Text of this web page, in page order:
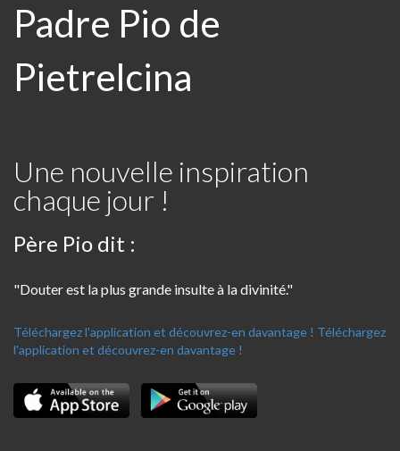
Padre Pio de
Pietrelcina
Une nouvelle inspiration
chaque jour !
Père Pio dit :
"Douter est la plus grande insulte à la divinité."
Téléchargez l'application et découvrez-en davantage ! Téléchargez
l'application et découvrez-en davantage !